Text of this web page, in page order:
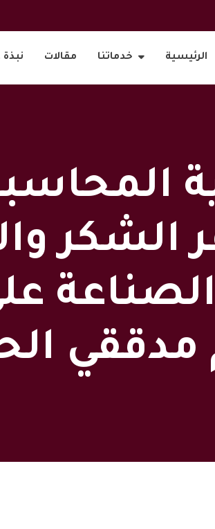
الرئيسية خدماتنا مقالات نبذة
الشكر
والصناعة